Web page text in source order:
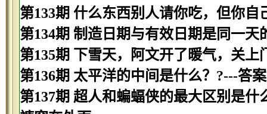
第133期 什么东西别人请你吃，但你
第134期 制造日期与有效日期是同一
第135期 下雪天，阿文开了暖气，关
第136期 太平洋的中间是什么？?---答
第137期 超人和蝙蝠侠的最大区别是